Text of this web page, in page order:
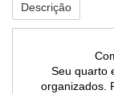
Descrição
Seu quarto
organizados.